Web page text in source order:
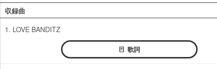
収録曲
1. LOVE BANDITZ
歌詞